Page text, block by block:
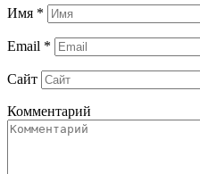
Имя *
Email *
Сайт
Комментарий